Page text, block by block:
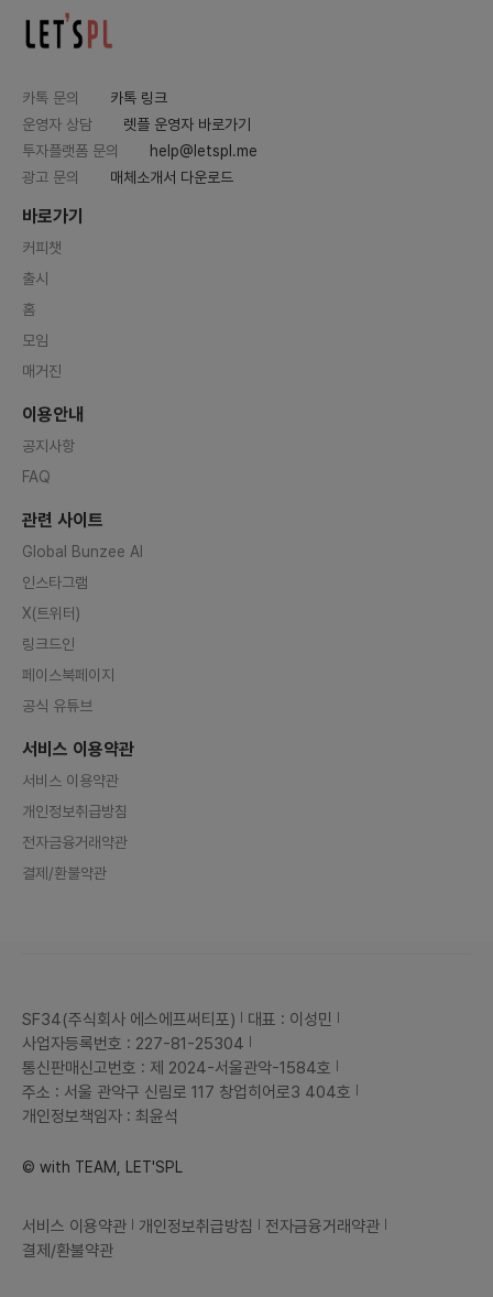
카톡 문의
카톡 링크
운영자 상담
렛플 운영자 바로가기
투자플랫폼 문의
help@letspl.me
광고 문의
매체소개서 다운로드
바로가기
커피챗
출시
홈
모임
매거진
이용안내
공지사항
FAQ
관련 사이트
Global Bunzee AI
인스타그램
X(트위터)
링크드인
페이스북페이지
공식 유튜브
서비스 이용약관
서비스 이용약관
개인정보취급방침
전자금융거래약관
결제/환불약관
SF34(주식회사 에스에프써티포)
대표 : 이성민
사업자등록번호 : 227-81-25304
통신판매신고번호 : 제 2024-서울관악-1584호
주소 : 서울 관악구 신림로 117 창업히어로3 404호
개인정보책임자 : 최윤석
© with TEAM, LET'SPL
서비스 이용약관 개인정보취급방침
전자금융거래약관
결제/환불약관